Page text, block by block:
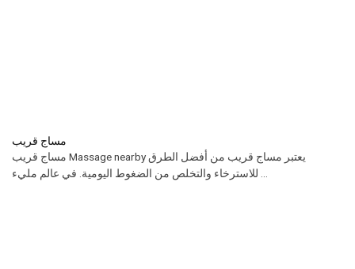
مساج قريب
مساج قريب Massage nearby يعتبر مساج قريب من أفضل الطرق
للاسترخاء والتخلص من الضغوط اليومية. في عالم مليء ...